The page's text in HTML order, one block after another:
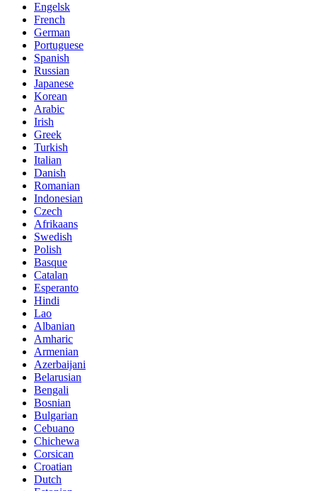
Engelsk
French
German
Portuguese
Spanish
Russian
Japanese
Korean
Arabic
Irish
Greek
Turkish
Italian
Danish
Romanian
Indonesian
Czech
Afrikaans
Swedish
Polish
Basque
Catalan
Esperanto
Hindi
Lao
Albanian
Amharic
Armenian
Azerbaijani
Belarusian
Bengali
Bosnian
Bulgarian
Cebuano
Chichewa
Corsican
Croatian
Dutch